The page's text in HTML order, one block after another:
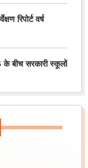
रिपोर्ट वर्ष
बीच सरकारी स्कूलों